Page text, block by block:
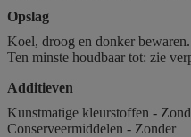
Opslag
Koel, droog en donker bewaren.
Ten minste houdbaar tot: zie
Additieven
Kunstmatige kleurstoffen -
Conserveermiddelen - Zonder